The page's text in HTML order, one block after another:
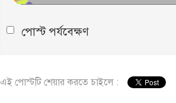
পোস্ট পর্যবেক্ষণ
এই পোস্টটি শেয়ার করতে চাইলে :